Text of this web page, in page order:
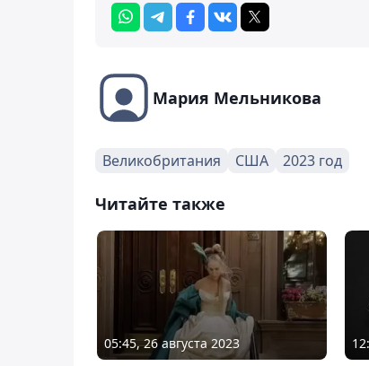
Мария Мельникова
Великобритания США 2023 год
Читайте также
05:45, 26 августа 2023